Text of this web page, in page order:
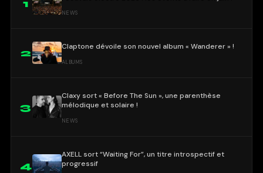
1
NEWS
2
Claptone dévoile son nouvel album « Wanderer » !
ALBUMS
3
Claxy sort « Before The Sun », une parenthèse
mélodique et solaire !
NEWS
4
AXELL sort “Waiting For”, un titre introspectif et
progressif